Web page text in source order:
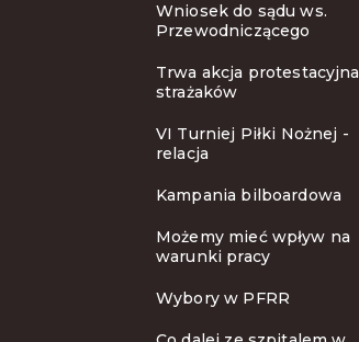
Wniosek do sądu ws.
Przewodniczącego
Trwa akcja protestacyjna
strażaków
VI Turniej Piłki Nożnej -
relacja
Kampania bilboardowa
Możemy mieć wpływ na
warunki pracy
Wybory w PFRR